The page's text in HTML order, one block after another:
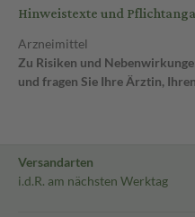
Hinweistexte und
Arzneimittel
Zu Risiken und
und fragen Sie Ihre Ärztin,
Versandarten
i.d.R. am nächsten Werktag